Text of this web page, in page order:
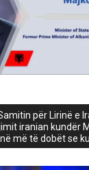
për Lirinë e
iranian kundër
më të dobët se